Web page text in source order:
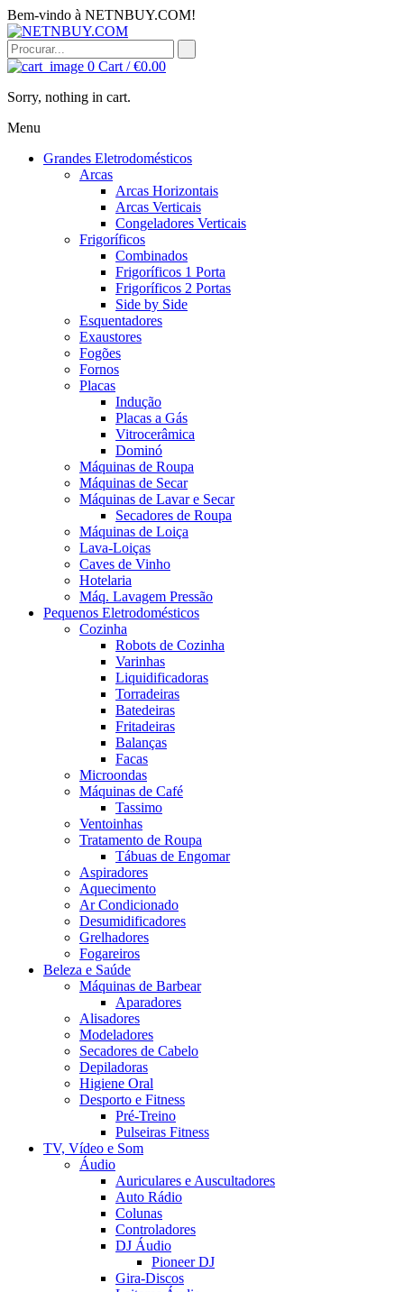
Bem-vindo à NETNBUY.COM!
0 Cart /€0.00
Sorry, nothing in cart.
Menu
Grandes Eletrodomésticos
Arcas
Arcas Horizontais
Arcas Verticais
Congeladores Verticais
Frigoríficos
Combinados
Frigoríficos 1 Porta
Frigoríficos 2 Portas
Side by Side
Esquentadores
Exaustores
Fogões
Fornos
Placas
Indução
Placas a Gás
Vitrocerâmica
Dominó
Máquinas de Roupa
Máquinas de Secar
Máquinas de Lavar e Secar
Secadores de Roupa
Máquinas de Loiça
Lava-Loiças
Caves de Vinho
Hotelaria
Máq. Lavagem Pressão
Pequenos Eletrodomésticos
Cozinha
Robots de Cozinha
Varinhas
Liquidificadoras
Torradeiras
Batedeiras
Fritadeiras
Balanças
Facas
Microondas
Máquinas de Café
Tassimo
Ventoinhas
Tratamento de Roupa
Tábuas de Engomar
Aspiradores
Aquecimento
Ar Condicionado
Desumidificadores
Grelhadores
Fogareiros
Beleza e Saúde
Máquinas de Barbear
Aparadores
Alisadores
Modeladores
Secadores de Cabelo
Depiladoras
Higiene Oral
Desporto e Fitness
Pré-Treino
Pulseiras Fitness
TV, Vídeo e Som
Áudio
Auriculares e Auscultadores
Auto Rádio
Colunas
Controladores
DJ Áudio
Pioneer DJ
Gira-Discos